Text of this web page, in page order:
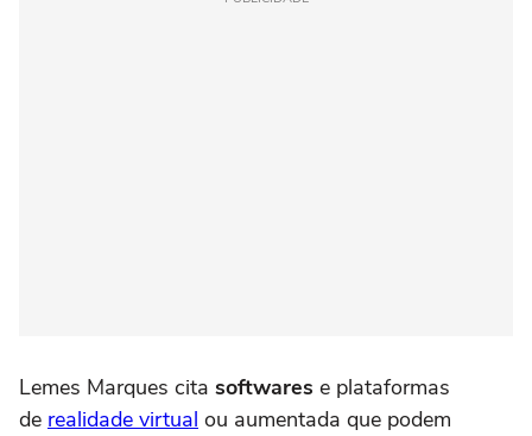
Lemes Marques cita softwares e plataformas
de realidade virtual ou aumentada que podem